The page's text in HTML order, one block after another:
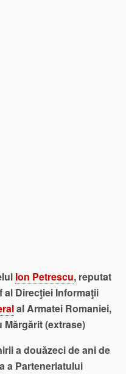
Ion Petrescu, reputat
al Direcţiei Informaţii
al Armatei Romaniei,
Mărgărit (extrase)
a douăzeci de ani de
a Parteneriatului